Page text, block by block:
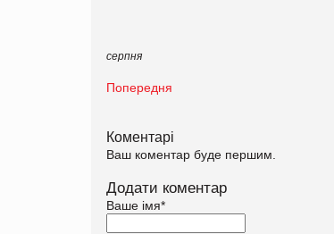
серпня
Попередня
Коментарі
Ваш коментар буде першим.
Додати коментар
Ваше імя*